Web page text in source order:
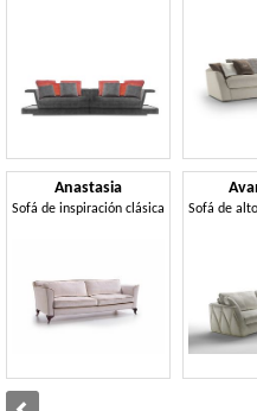
Anastasia
Sofá de inspiración clásica